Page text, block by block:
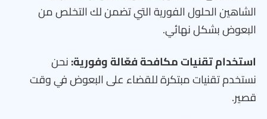
الشاهين الحلول الفورية التي تضمن لك التخلص من
البعوض بشكل نهائي.
استخدام تقنيات مكافحة فعّالة وفورية:نحن
نستخدم تقنيات مبتكرة للقضاء على البعوض في وقت
قصير.